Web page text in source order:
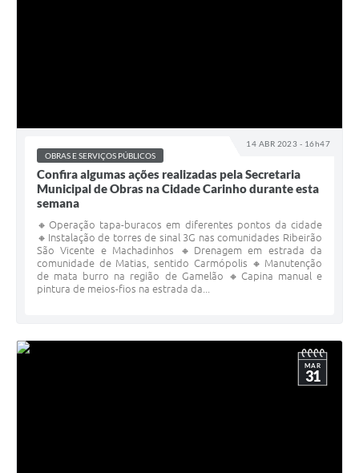
14 ABR 2023 - 16h47
OBRAS E SERVIÇOS PÚBLICOS
Confira algumas ações realizadas pela Secretaria
Municipal de Obras na Cidade Carinho durante esta
semana
🔸Operação tapa-buracos em diferentes pontos da cidade
🔸Instalação de torres de sinal 3G nas comunidades Ribeirão
São Vicente e Machadinhos 🔸Drenagem em estrada da
comunidade de Matias, sentido Carmópolis 🔸Manutenção
de mata burro na região de Gamelão 🔸Capina manual e
pintura de meios-fios na estrada da...
MAR
31